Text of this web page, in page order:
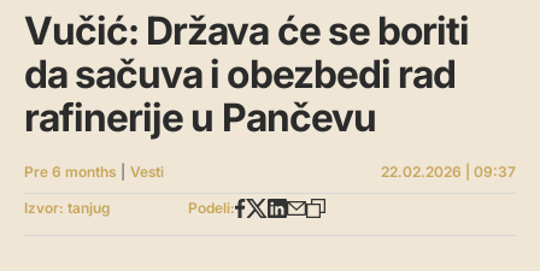
Vučić: Država će se boriti
da sačuva i obezbedi rad
rafinerije u Pančevu
Pre 6 months Vesti
22.02.2026 | 09:37
Izvor: tanjug
Podeli: